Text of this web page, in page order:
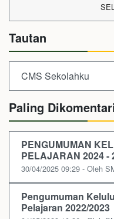
Tautan
CMS Sekolahku
Paling
PENGUMUMAN
PELAJARAN 2024 -
30/04/2025 09:29 - Oleh
Pengumuman
Pelajaran 2022/2023